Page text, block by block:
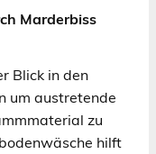
Marderbiss
Blick in den
um austretende
zu
hilft